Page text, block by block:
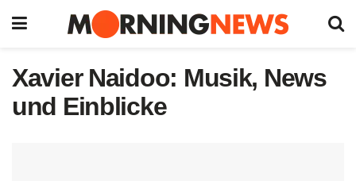
Xavier Naidoo: Musik, News
und Einblicke